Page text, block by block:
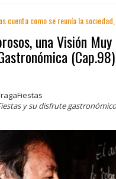
cuenta como se reunía la
una Visión
(Cap.98)
y su disfrute gastronómico